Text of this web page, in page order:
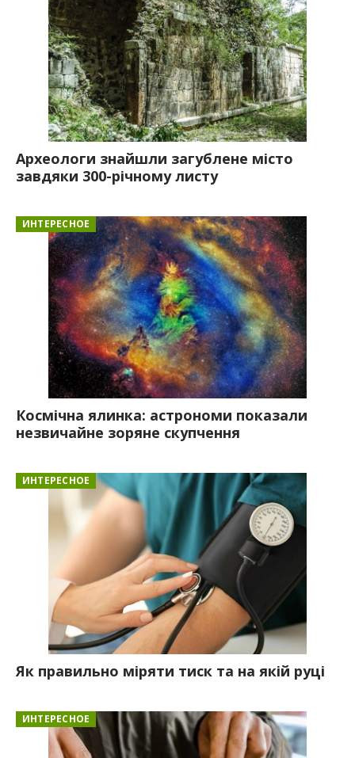
Археологи знайшли загублене місто
завдяки 300-річному листу
ИНТЕРЕСНОЕ
Космічна ялинка: астрономи показали
незвичайне зоряне скупчення
ИНТЕРЕСНОЕ
Як правильно міряти тиск та на якій руці
ИНТЕРЕСНОЕ